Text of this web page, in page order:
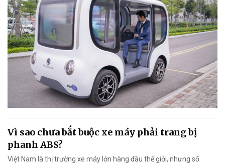
Vì sao chưa bắt buộc xe máy phải trang bị
phanh ABS?
Việt Nam là thị trường xe máy lớn hàng đầu thế giới, nhưng số